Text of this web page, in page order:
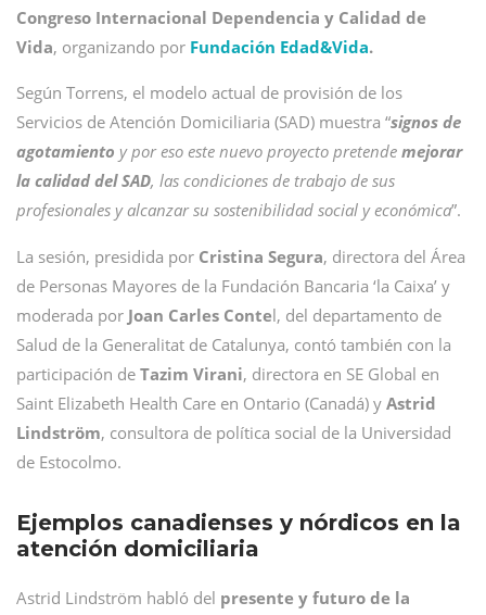
Congreso Internacional Dependencia y Calidad de
Vida, organizando por Fundación Edad&Vida.
Según Torrens, el modelo actual de provisión de los
Servicios de Atención Domiciliaria (SAD) muestra “signos de
agotamiento y por eso este nuevo proyecto pretende mejorar
la calidad del SAD, las condiciones de trabajo de sus
profesionales y alcanzar su sostenibilidad social y económica”.
La sesión, presidida por Cristina Segura, directora del Área
de Personas Mayores de la Fundación Bancaria ‘la Caixa’ y
moderada por Joan Carles Contel, del departamento de
Salud de la Generalitat de Catalunya, contó también con la
participación de Tazim Virani, directora en SE Global en
Saint Elizabeth Health Care en Ontario (Canadá) y Astrid
Lindström, consultora de política social de la Universidad
de Estocolmo.
Ejemplos canadienses y nórdicos en la
atención domiciliaria
Astrid Lindström habló del presente y futuro de la